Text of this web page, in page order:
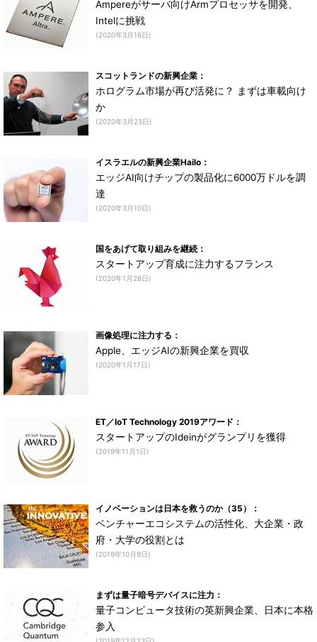
Ampereがサーバ向けArmプロセッサを開発、
Intelに挑戦
(2020年3月16日)
スコットランドの新興企業：
ホログラム市場が再び活発に？ まずは車載向け
か
(2020年3月23日)
イスラエルの新興企業Hailo：
エッジAI向けチップの製品化に6000万ドルを調
達
(2020年3月10日)
国をあげて取り組みを継続：
スタートアップ育成に注力するフランス
(2020年1月28日)
画像処理に注力する：
Apple、エッジAIの新興企業を買収
(2020年1月17日)
ET／IoT Technology 2019アワード：
スタートアップのIdeinがグランプリを獲得
(2019年11月1日)
イノベーションは日本を救うのか（35）：
ベンチャーエコシステムの活性化、大企業・政
府・大学の役割とは
(2019年10月9日)
まずは量子暗号デバイスに注力：
量子コンピュータ技術の英新興企業、日本に本格
参入